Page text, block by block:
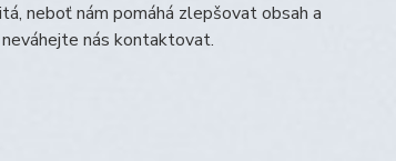
neboť nám pomáhá zlepšovat obsah a
nás kontaktovat.